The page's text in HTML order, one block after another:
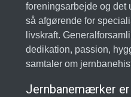
foreningsarbejde og det
så afgørende for
livskraft.
dedikation, passion,
samtaler om
Jernbanemærker